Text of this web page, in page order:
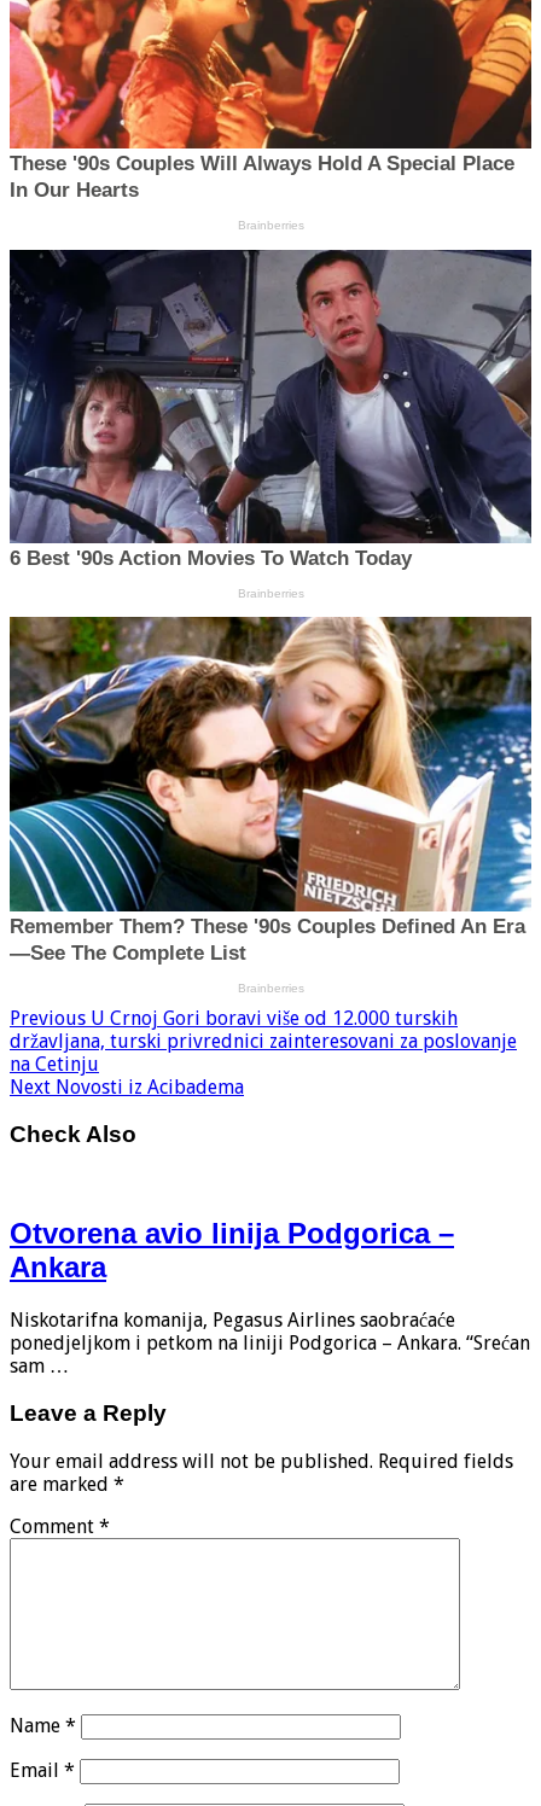
Previous U Crnoj Gori boravi više od 12.000 turskih
državljana, turski privrednici zainteresovani za poslovanje
na Cetinju
Next Novosti iz Acibadema
Check Also
Otvorena avio linija Podgorica –
Ankara
Niskotarifna komanija, Pegasus Airlines saobraćaće
ponedjeljkom i petkom na liniji Podgorica – Ankara. “Srećan
sam …
Leave a Reply
Your email address will not be published. Required fields
are marked *
Comment *
Name *
Email *